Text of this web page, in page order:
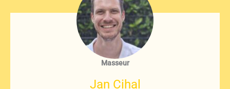
Masseur
Jan Cihal